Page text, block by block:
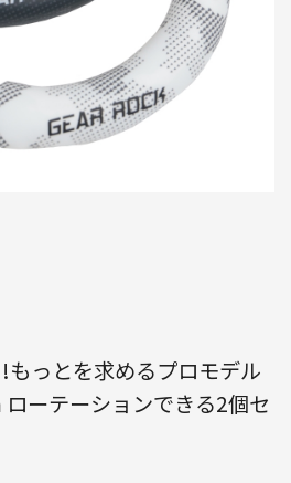
っとを求めるプロモデル
ーテーションできる2個セ